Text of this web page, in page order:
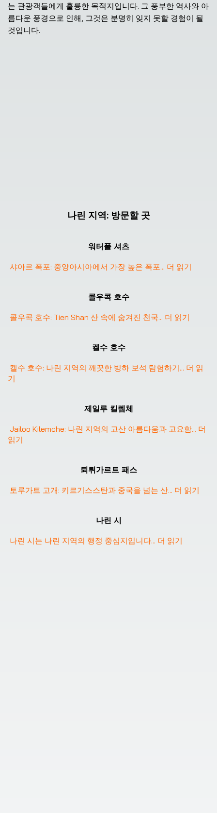
는 관광객들에게 훌륭한 목적지입니다. 그 풍부한 역사와 아
름다운 풍경으로 인해, 그것은 분명히 잊지 못할 경험이 될
것입니다.
나린 지역: 방문할 곳
워터폴 셔츠
샤아르 폭포: 중앙아시아에서 가장 높은 폭포... 더 읽기
콜우콕 호수
콜우콕 호수: Tien Shan 산 속에 숨겨진 천국... 더 읽기
켈수 호수
켈수 호수: 나린 지역의 깨끗한 빙하 보석 탐험하기... 더 읽
기
제일루 킬렘체
Jailoo Kilemche: 나린 지역의 고산 아름다움과 고요함... 더
읽기
퇴뤼가르트 패스
토루가트 고개: 키르기스스탄과 중국을 넘는 산... 더 읽기
나린 시
나린 시는 나린 지역의 행정 중심지입니다... 더 읽기